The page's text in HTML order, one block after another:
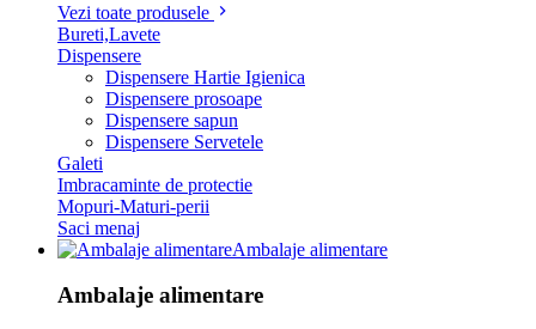
Vezi toate produsele
Bureti,Lavete
Dispensere
Dispensere Hartie Igienica
Dispensere prosoape
Dispensere sapun
Dispensere Servetele
Galeti
Imbracaminte de protectie
Mopuri-Maturi-perii
Saci menaj
Ambalaje alimentare
Ambalaje alimentare